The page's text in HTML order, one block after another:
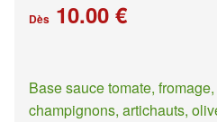
Dès 10.00 €
Base sauce tomate,
champignons, artichauts,